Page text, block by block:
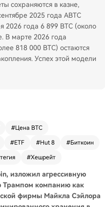
сохраняются в казне,
2025 года ABTC
2026 года 6 899 BTC (около
В марте 2026 года
818 000 BTC) остаются
Успех этой модели
#Цена BTC
#ETF #Hut 8 #Биткоин
#Хешрейт
изложил агрессивную
Трампом компанию как
фирмы Майкла Сэйлора